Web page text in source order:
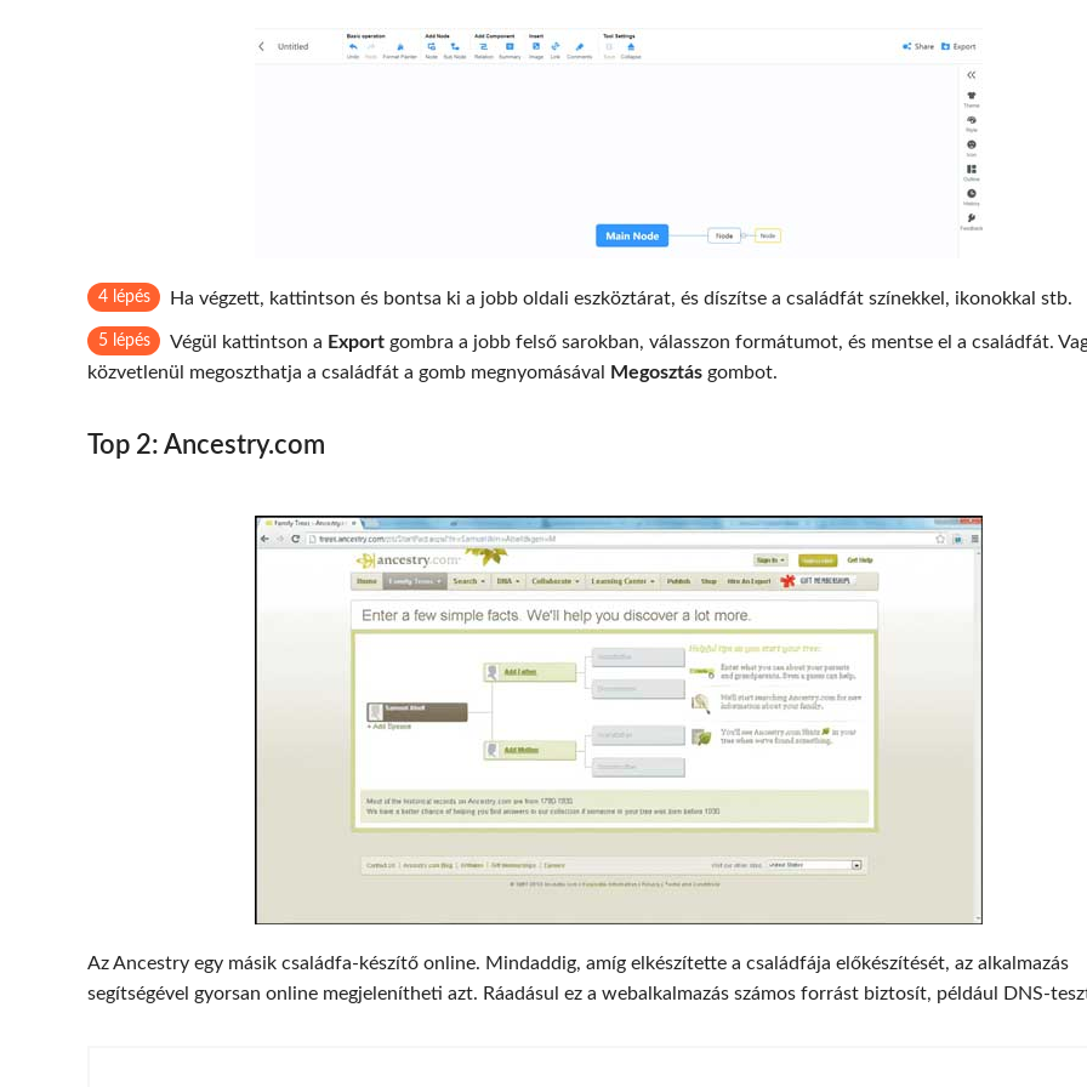
4 lépés Ha végzett, kattintson és bontsa ki a jobb oldali eszköztárat, és díszítse a családfát színekkel, ikonokkal stb.
5 lépés Végül kattintson a Export gombra a jobb felső sarokban, válasszon formátumot, és mentse el a családfát.
közvetlenül megoszthatja a családfát a gomb megnyomásával
Megosztás gombot.
Top 2: Ancestry.com
Az Ancestry egy másik családfa-készítő online. Mindaddig, amíg elkészítette a családfája előkészítését, az alkalmazás
segítségével gyorsan online megjelenítheti azt. Ráadásul ez a webalkalmazás számos forrást biztosít, például DNS-